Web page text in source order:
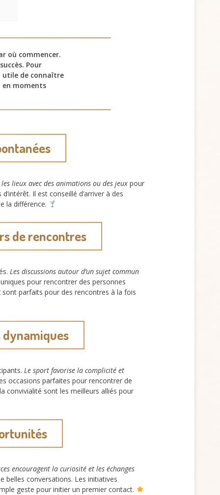
où commencer.
Pour
de connaître
en moments
lieux avec des animations ou des jeux pour
Il est conseillé d’arriver à des
la différence.
de rencontres
Les discussions autour d’un sujet commun
pour rencontrer des personnes
parfaits pour des rencontres à la fois
dynamiques
Le sport favorise la complicité et
occasions parfaites pour rencontrer de
convivialité sont les meilleurs alliés pour
encouragent la curiosité et les échanges
belles conversations. Les initiatives
geste pour initier un premier contact.